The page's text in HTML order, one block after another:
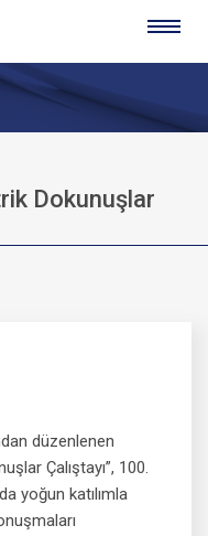
Dokunuşlar
düzenlenen
Çalıştayı”, 100.
yoğun katılımla